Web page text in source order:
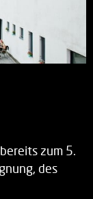
zum 5.
des